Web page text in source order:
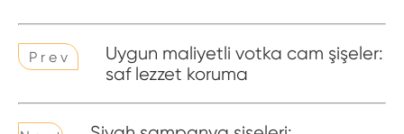
P r e v
Uygun maliyetli votka cam şişeler:
saf lezzet koruma